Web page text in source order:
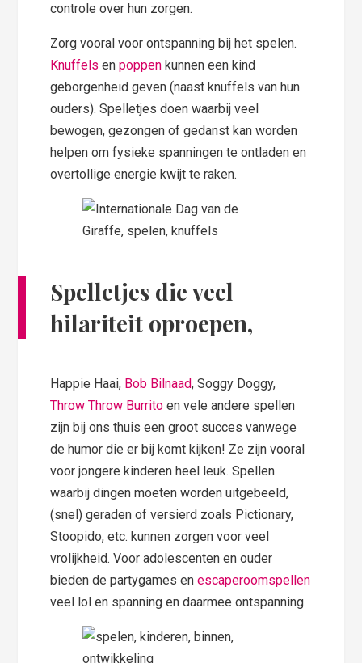
controle over hun zorgen.
Zorg vooral voor ontspanning bij het spelen.
Knuffelsenpoppenkunnen een kind
geborgenheid geven (naast knuffels van hun
ouders). Spelletjes doen waarbij veel
bewogen, gezongen of gedanst kan worden
helpen om fysieke spanningen te ontladen en
overtollige energie kwijt te raken.
Spelletjes die veel
hilariteit oproepen,
Happie Haai, Bob Bilnaad, Soggy Doggy,
Throw Throw Burrito en vele andere spellen
zijn bij ons thuis een groot succes vanwege
de humor die er bij komt kijken! Ze zijn vooral
voor jongere kinderen heel leuk. Spellen
waarbij dingen moeten worden uitgebeeld,
(snel) geraden of versierd zoals Pictionary,
Stoopido, etc. kunnen zorgen voor veel
vrolijkheid. Voor adolescenten en ouder
bieden de partygames enescaperoomspellen
veel lol en spanning en daarmee ontspanning.